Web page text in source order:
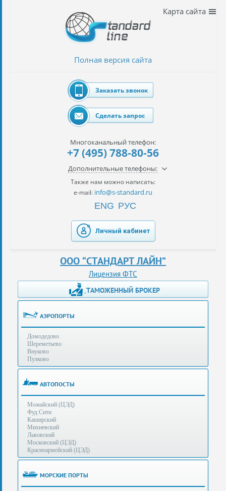
автомобилей
Получение
ЭЦП
за
сутки
услуги
Опыт
оформления
рекомендует
Таможенные
процедуры
(особенности):
Полезная
информация
Полная версия сайта
Карта сайта
Заказать звонок
Сделать запрос
Многоканальный телефон:
+7 (495) 788-80-56
Дополнительные телефоны:
Также нам можно написать:
e-mail: info@s-standard.ru
ENG РУС
Личный кабинет
ООО “СТАНДАРТ ЛАЙН”
Лицензия ФТС
ТАМОЖЕННЫЙ БРОКЕР
АЭРОПОРТЫ
Домодедово
Шереметьево
Внуково
Пулково
АВТОПОСТЫ
Можайский (ЦЭД)
Фуд Сити
Каширский
Михневский
Львовский
Московский (ЦЭД)
Красноармейский (ЦЭД)
МОРСКИЕ ПОРТЫ